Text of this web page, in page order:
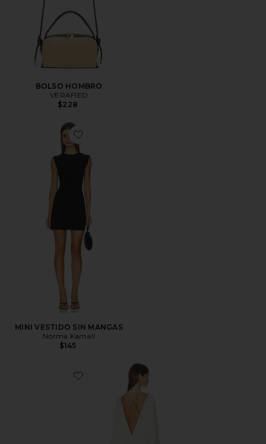
BOLSO HOMBRO
VERAFIED
$228
Favorite MINI VESTIDO SIN MANGAS
MINI VESTIDO SIN MANGAS
Norma Kamali
$145
Favorite CAFTÁN LUANA